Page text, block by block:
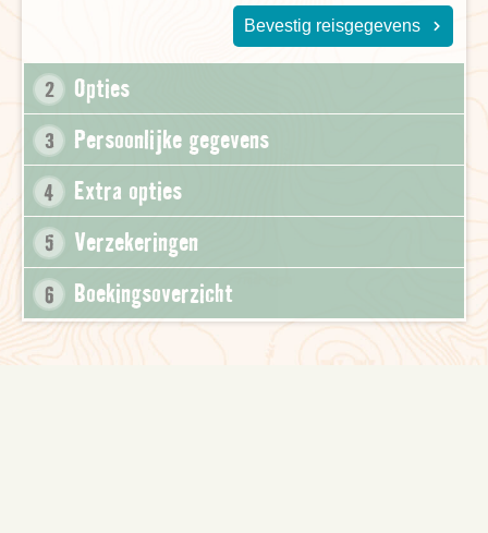
Bevestig reisgegevens
2 Opties
3 Persoonlijke gegevens
4 Extra opties
5 Verzekeringen
6 Boekingsoverzicht